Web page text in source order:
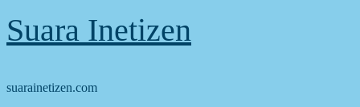
Suara Inetizen
suarainetizen.com